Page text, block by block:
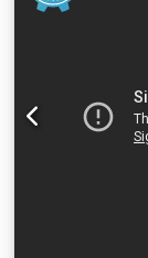
de neumáticos
máximo de
neumático
Dimensiones